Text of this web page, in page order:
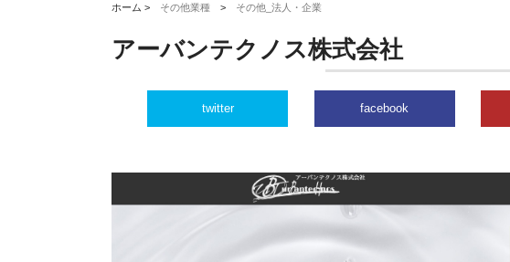
ホーム > その他業種 > その他_法人・企業
アーバンテクノス株式会社
twitter facebook